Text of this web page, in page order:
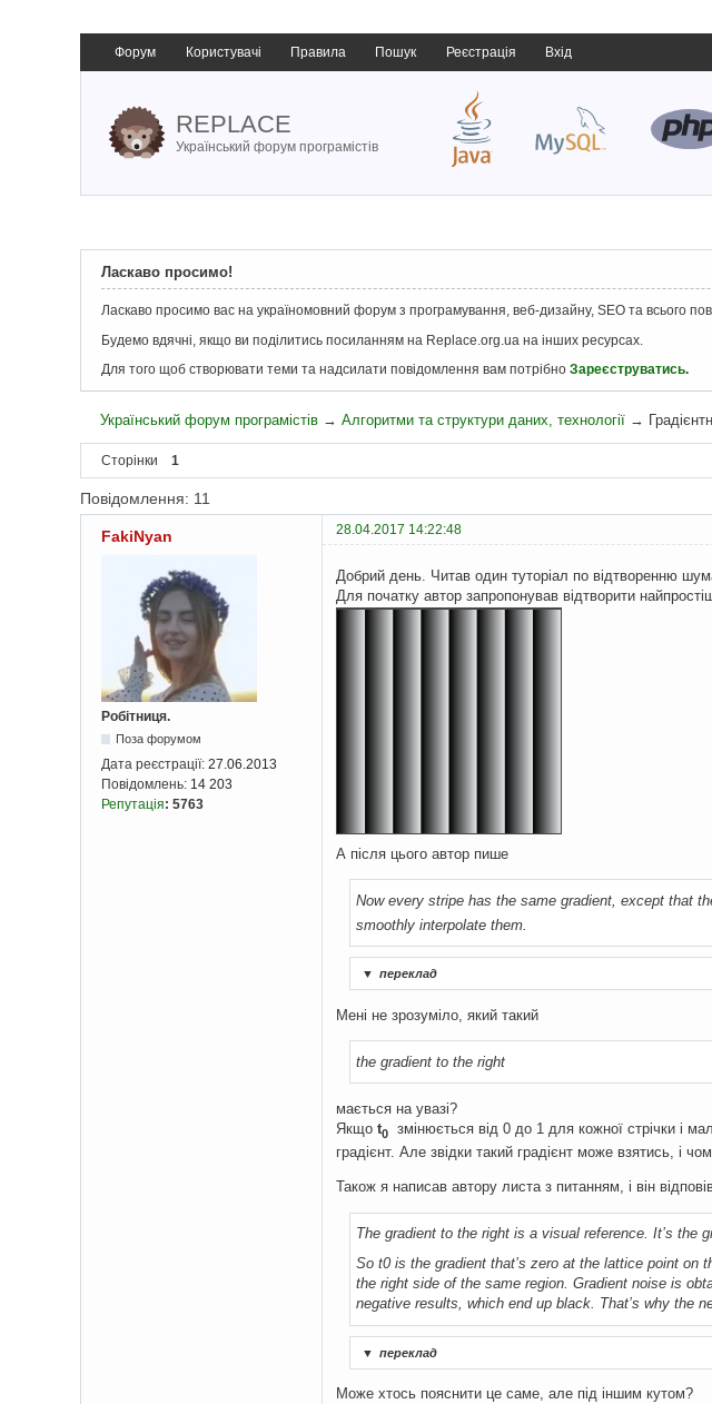
Форум Користувачі Правила Пошук Реєстрація Вхід
REPLACE
Український форум програмістів
Ласкаво просимо!
Ласкаво просимо вас на україномовний форум з програмування, веб-дизайну, SEO та всього
Будемо вдячні, якщо ви поділитись посиланням на Replace.org.ua на інших ресурсах.
Для того щоб створювати теми та надсилати повідомлення вам потрібно Зареєструватись.
Український форум програмістів →Алгоритми та структури даних, технології →
Сторінки 1
Повідомлення: 11
FakiNyan 28.04.2017 14:22:48
Робітниця.
Поза форумом
Дата реєстрації: 27.06.2013
Повідомлень: 14 203
Репутація: 5763
Добрий день. Читав один туторіал по відтворенню
Для початку автор запропонував відтворити
А після цього автор пише
Now every stripe has the same gradient, except that
smoothly interpolate them.
▼ переклад
Мені не зрозуміло, який такий
the gradient to the right
мається на увазі?
Якщо t0 змінюється від 0 до 1 для кожної стрічки і
градієнт. Але звідки такий градієнт може взятись, і
Також я написав автору листа з питанням, і він
The gradient to the right is a visual reference. It’s the
So t0 is the gradient that’s zero at the lattice point on
the right side of the same region. Gradient noise is
negative results, which end up black. That’s why the
▼ переклад
Може хтось пояснити це саме, але під іншим кутом?